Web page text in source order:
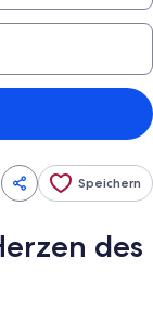
Speichern
des